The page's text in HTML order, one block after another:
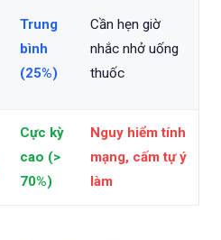
Trung
bình
(25%)
Cần hẹn giờ
nhắc nhở uống
thuốc
Cực kỳ
cao (>
70%)
Nguy hiểm tính
mạng, cấm tự ý
làm